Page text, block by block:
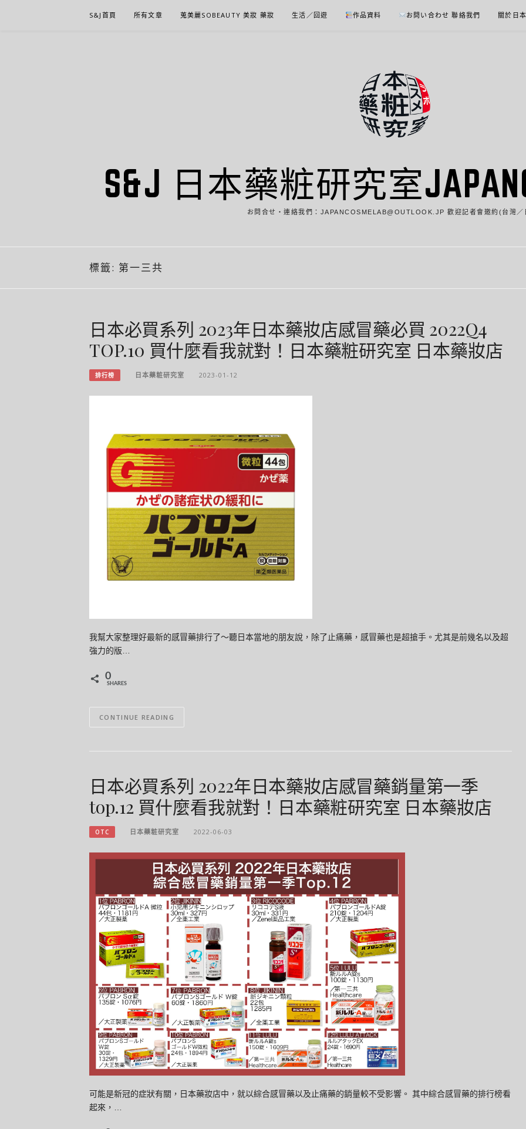
S&J首頁 所有文章 蒐美麗SOBEAUTY 美妝 藥妝 生活／回遊 作品資料 お問い合わせ 聯絡我們 關於日
S&J 日本藥粧研究室
お問合せ・連絡我們：JAPANCOSMELAB@OUTLOOK.JP 歡迎記者會邀約(台灣／
標籤: 第一三共
日本必買系列 2023年日本藥妝店感冒藥必買 2022Q4
TOP.10 買什麼看我就對！日本藥粧研究室 日本藥妝店
排行榜 日本藥粧研究室 2023-01-12
我幫大家整理好最新的感冒藥排行了～聽日本當地的朋友說，除了止痛藥，感冒藥也是超搶手。尤其是前幾名以及超
強力的版…
0
SHARES
CONTINUE READING
日本必買系列 2022年日本藥妝店感冒藥銷量第一季
top.12 買什麼看我就對！日本藥粧研究室 日本藥妝店
OTC 日本藥粧研究室 2022-06-03
可能是新冠的症狀有關，日本藥妝店中，就以綜合感冒藥以及止痛藥的銷量較不受影響。 其中綜合感冒藥的排行榜看
起來，…